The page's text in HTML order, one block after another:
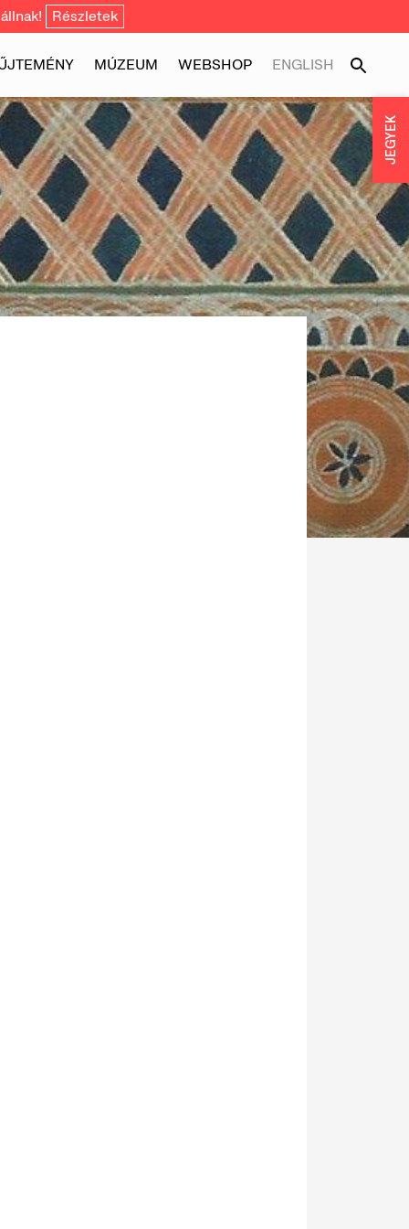
Részletek
MÚZEUM WEBSHOP ENGLISH
JEGYEK